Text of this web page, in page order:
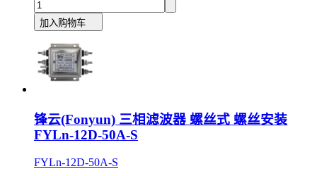
加入购物车
锋云(Fonyun) 三相滤波器 螺丝式 螺丝安装
FYLn-12D-50A-S
FYLn-12D-50A-S